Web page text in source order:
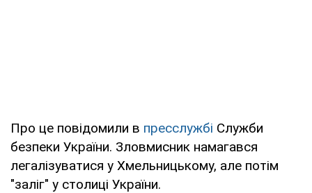
Про це повідомили в пресслужбі Служби
безпеки України. Зловмисник намагався
легалізуватися у Хмельницькому, але потім
"заліг" у столиці України.